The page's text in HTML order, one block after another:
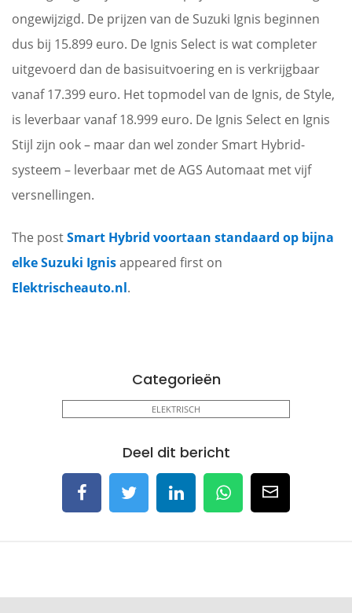
ongewijzigd. De prijzen van de Suzuki Ignis beginnen
dus bij 15.899 euro. De Ignis Select is wat completer
uitgevoerd dan de basisuitvoering en is verkrijgbaar
vanaf 17.399 euro. Het topmodel van de Ignis, de Style,
is leverbaar vanaf 18.999 euro. De Ignis Select en Ignis
Stijl zijn ook – maar dan wel zonder Smart Hybrid-
systeem – leverbaar met de AGS Automaat met vijf
versnellingen.
The postSmart Hybrid voortaan standaard op bijna
elke Suzuki Ignisappeared first on
Elektrischeauto.nl.
Categorieën
ELEKTRISCH
Deel dit bericht